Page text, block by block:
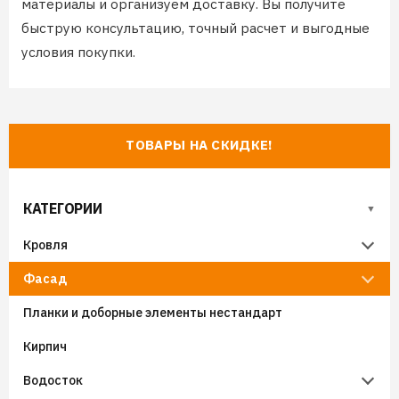
ТОВАРЫ НА СКИДКЕ!
КАТЕГОРИИ
Кровля
Металлочерепица
Металлочерепица Супермонтеррей
Металлочерепица Панорама
Модульная металлочерепица Венеция
Гибкая черепица
Гибкая черепица (мягкая кровля) SHINGLAS
Гибкая черепица Docke
Фальцевая кровля
Черепица Ондулин
Фасад
Металлический сайдинг
Виниловый сайдинг
Виниловый сайдинг Grand Line
Фиброцементный сайдинг
Планки и доборные элементы нестандарт
Кирпич
Водосток
материалы и организуем доставку. Вы получите
быструю консультацию, точный расчет и выгодные
условия покупки.